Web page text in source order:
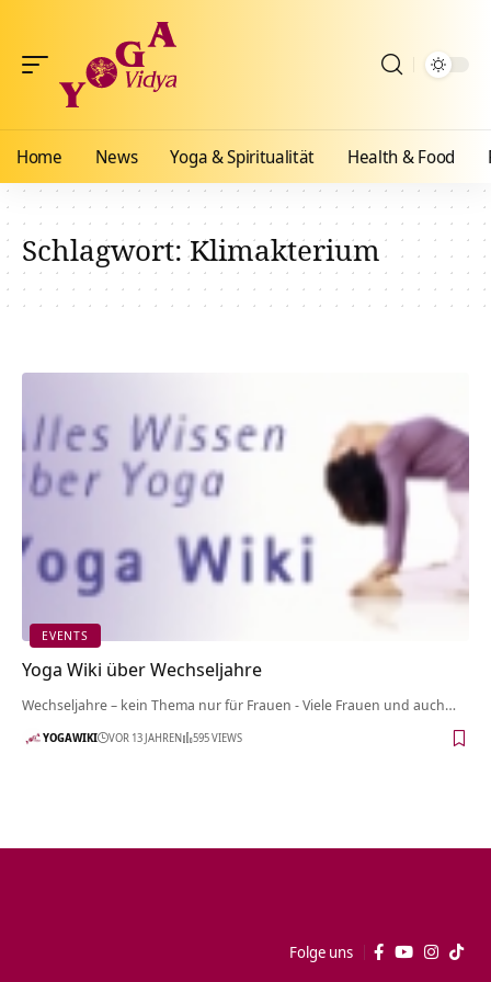
Home News Yoga & Spiritualität Health & Food
Schlagwort:Klimakterium
EVENTS
Yoga Wiki über Wechseljahre
Wechseljahre – kein Thema nur für Frauen - Viele Frauen und auch…
YOGAWIKI VOR 13 JAHREN 595 VIEWS
Folge uns